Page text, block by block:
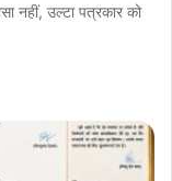
नहीं, उल्टा पत्रकार को